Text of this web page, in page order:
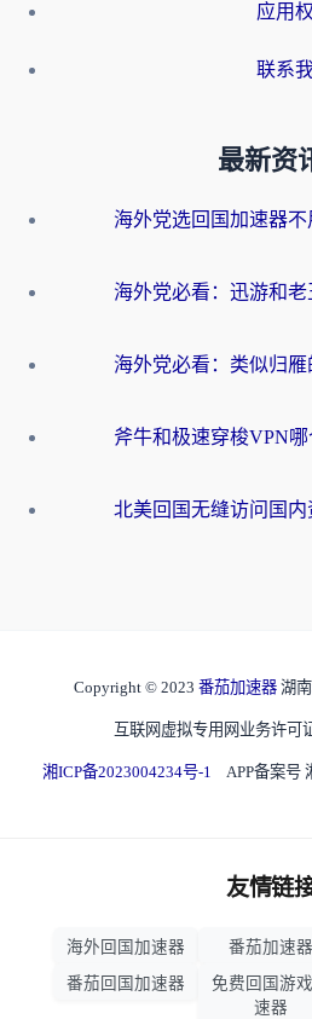
应用
联系我
最新资
Copyright © 2023 番茄加速器 湖
互联网虚拟专用网业务许可
湘ICP备2023004234号-1 APP备案号
友情链
海外回国加速器 番茄加速器
番茄回国加速器
免费回国游
速器